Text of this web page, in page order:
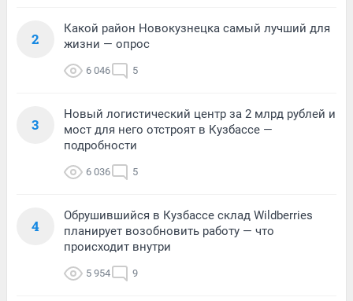
2
Какой район Новокузнецка самый лучший для
жизни — опрос
6 046 5
3
Новый логистический центр за 2 млрд рублей и
мост для него отстроят в Кузбассе —
подробности
6 036 5
4
Обрушившийся в Кузбассе склад Wildberries
планирует возобновить работу — что
происходит внутри
5 954 9